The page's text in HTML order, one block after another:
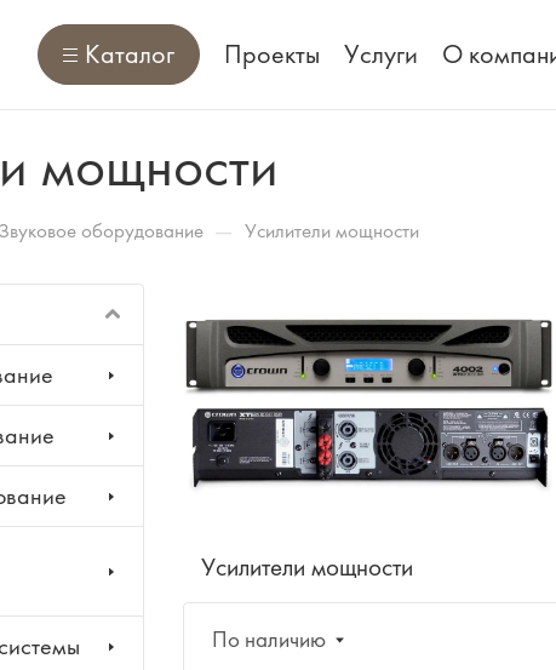
Каталог Проекты Услуги О
мощности
Звуковое оборудование — Усилители мощности
Усилители мощности
По наличию